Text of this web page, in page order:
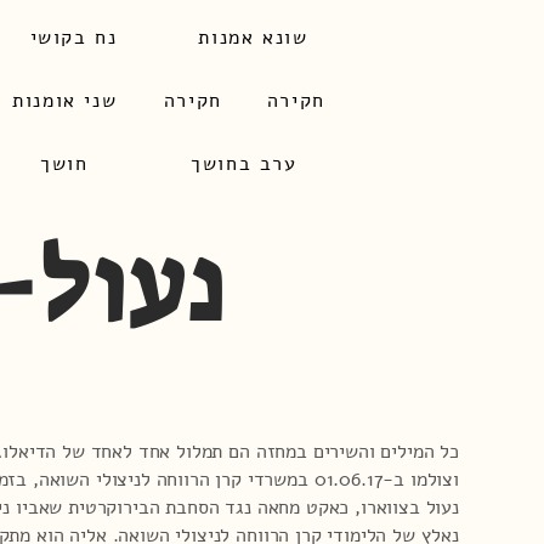
נח בקושי שונא אמנות
שני אומנות ​חקירה חקירה
חושך ערב בחושך
כל המילים והשירים במחזה הם תמלול אחד לאחד של
וצולמו ב-01.06.17 במשרדי קרן הרווחה לניצולי
נעול בצווארו, כאקט מחאה נגד הסחבת הבירוקרטית שאביו
נאלץ של הלימודי קרן הרווחה לניצולי השואה. אליה הוא